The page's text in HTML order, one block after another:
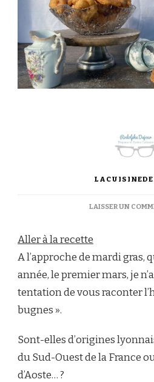
LAISSER UN
Aller à la recette
A l’approche de mardi gras,
année, le premier mars, je
tentation de vous raconter
bugnes ».
Sont-elles d’origines
du Sud-Ouest de la France
d’Aoste… ?